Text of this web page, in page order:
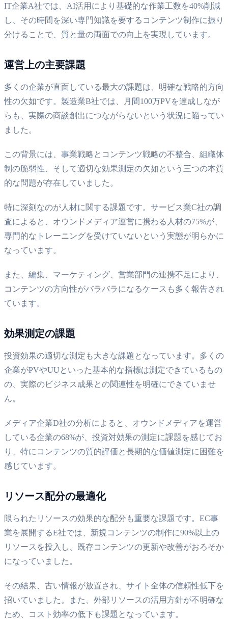
IT企業A社では、AI活用により基礎的な作業工数を40%削減
し、その時間を深い専門知識を要するコンテンツ制作に振り
分けることで、質と量の両面での向上を実現しています。
運営上の主要課題
多くの企業が直面している最大の課題は、明確な戦略的方向
性の欠如です。製造業B社では、月間100万PVを達成しなが
らも、実際の商談創出につながらないという状況に陥ってい
ました。
この背景には、事業戦略とコンテンツ戦略の不整合、組織体
制の脆弱性、そして適切な効果測定の欠如という三つの本質
的な問題が存在していました。
特に深刻なのが人材に関する課題です。サービス業C社の調
査によると、オウンドメディア運営に携わる人材の75%が、
専門的なトレーニングを受けていないという実態が明らかに
なっています。
また、編集、マーケティング、営業部門の連携不足により、
コンテンツの方向性がバラバラになるケースも多く報告され
ています。
効果測定の課題
投資効果の適切な測定も大きな課題となっています。多くの
企業がPVやUUといった基本的な指標は測定できているもの
の、実際のビジネス成果との関連性を明確にできていませ
ん。
メディア企業D社の分析によると、オウンドメディアを運営
している企業の68%が、投資対効果の測定に課題を感じてお
り、特にコンテンツの質的評価と長期的な価値測定に困難を
感じています。
リソース配分の最適化
限られたリソースの効果的な配分も重要な課題です。EC事
業を展開するE社では、新規コンテンツの制作に90%以上の
リソースを投入し、既存コンテンツの更新や改善がおろそか
になっていました。
その結果、古い情報が放置され、サイト全体の信頼性低下を
招いていました。また、外部リソースの活用方針が不明確な
ため、コスト効率の低下も課題となっています。